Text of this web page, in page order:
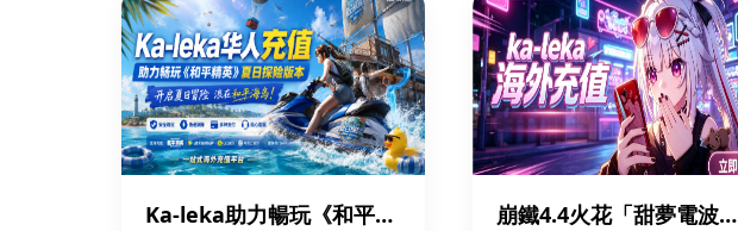
Ka-leka助力暢玩《和平精
崩鐵4.4火花「甜夢電波」